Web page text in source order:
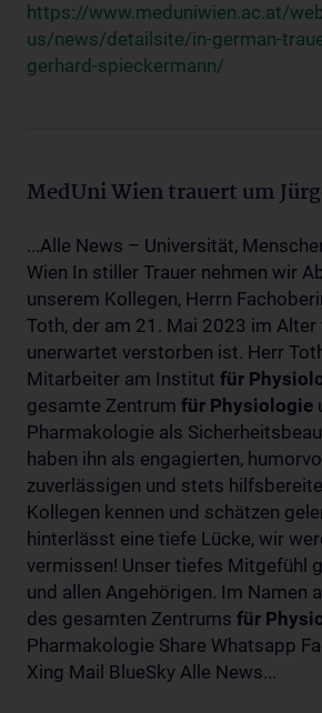
https://www.meduniwien.ac.at/
us/news/detailsite/in-german-
gerhard-spieckermann/
MedUni Wien trauert um
...Alle News – Universität,
Wien In stiller Trauer nehmen wir
unserem Kollegen, Herrn
Toth, der am 21. Mai 2023 im Alter
unerwartet verstorben ist. Herr
Mitarbeiter am Institut für
gesamte Zentrum für Physiologie
Pharmakologie als
haben ihn als engagierten,
zuverlässigen und stets
Kollegen kennen und schätzen
hinterlässt eine tiefe Lücke, wir
vermissen! Unser tiefes Mitgefühl
und allen Angehörigen. Im Namen
des gesamten Zentrums für
Pharmakologie Share Whatsapp
Xing Mail BlueSky Alle News...